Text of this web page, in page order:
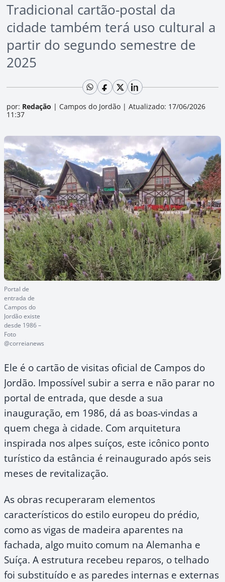
Tradicional cartão-postal da
cidade também terá uso cultural a
partir do segundo semestre de
2025
por: Redação | Campos do Jordão | Atualizado: 17/06/2026
11:37
Portal de
entrada de
Campos do
Jordão existe
desde 1986 –
Foto
@correianews
Ele é o cartão de visitas oficial de Campos do
Jordão. Impossível subir a serra e não parar no
portal de entrada, que desde a sua
inauguração, em 1986, dá as boas-vindas a
quem chega à cidade. Com arquitetura
inspirada nos alpes suíços, este icônico ponto
turístico da estância é reinaugurado após seis
meses de revitalização.
As obras recuperaram elementos
característicos do estilo europeu do prédio,
como as vigas de madeira aparentes na
fachada, algo muito comum na Alemanha e
Suíça. A estrutura recebeu reparos, o telhado
foi substituído e as paredes internas e externas